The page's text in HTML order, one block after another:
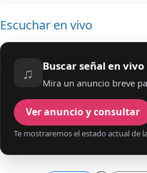
Escuchar en vivo
♫ Buscar señal en vivo
Mira un anuncio breve
Ver anuncio y consultar
Te mostraremos el estado actual de